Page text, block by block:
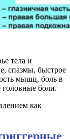
тела и
спазмы, быстрое
мышц, боль в
головные боли.
как